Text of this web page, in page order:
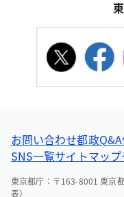
お問い合わせ都政Q&A
SNS一覧サイトマップ
東京都庁：〒163-8001 東京
表）